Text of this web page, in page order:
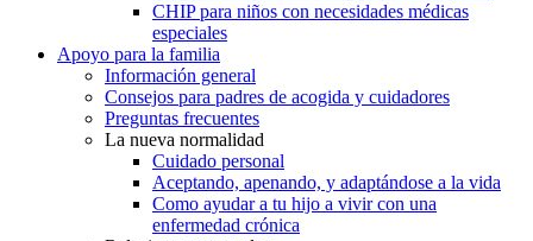
CHIP para niños con necesidades médicas
especiales
Apoyo para la familia
Información general
Consejos para padres de acogida y cuidadores
Preguntas frecuentes
La nueva normalidad
Cuidado personal
Aceptando, apenando, y adaptándose a la vida
Como ayudar a tu hijo a vivir con una
enfermedad crónica